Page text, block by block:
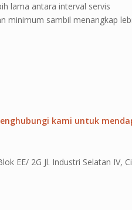
lama antara interval servis
minimum sambil menangkap
kami untuk
EE/ 2G Jl. Industri Selatan IV,